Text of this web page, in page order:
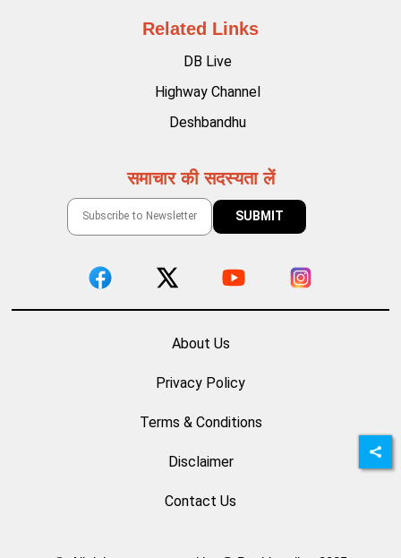
Related Links
DB Live
Highway Channel
Deshbandhu
समाचार की सदस्यता लें
About Us
Privacy Policy
Terms & Conditions
Disclaimer
Contact Us